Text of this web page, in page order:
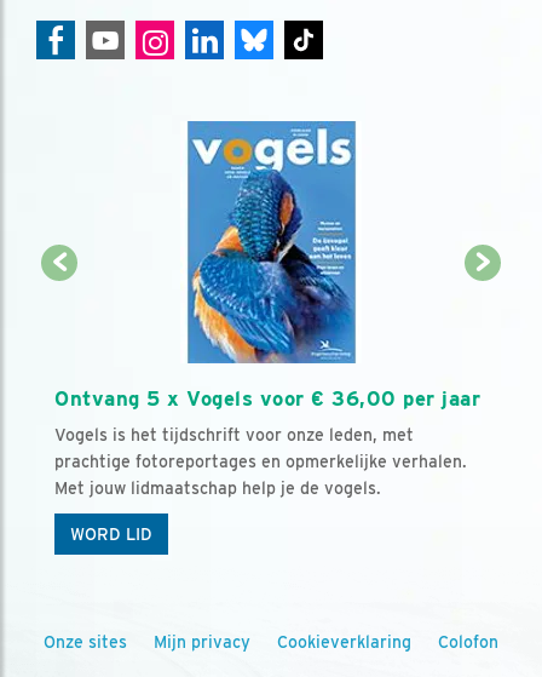
Ontvang 5 x Vogels voor € 36,00 per jaar
Vogels is het tijdschrift voor onze leden, met
prachtige fotoreportages en opmerkelijke verhalen.
Met jouw lidmaatschap help je de vogels.
WORD LID
Onze sites Mijn privacy Cookieverklaring Colofon